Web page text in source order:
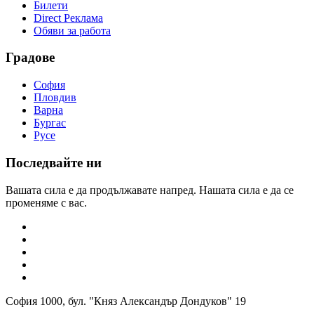
Билети
Direct Реклама
Обяви за работа
Градове
София
Пловдив
Варна
Бургас
Русе
Последвайте ни
Вашата сила е да продължавате напред. Нашата сила е да се
променяме с вас.
София 1000, бул. "Княз Александър Дондуков" 19